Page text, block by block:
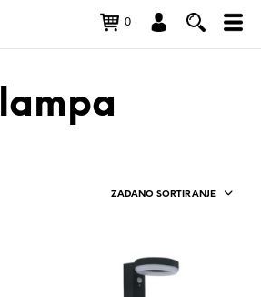
0
lampa
ZADANO SORTIRANJE